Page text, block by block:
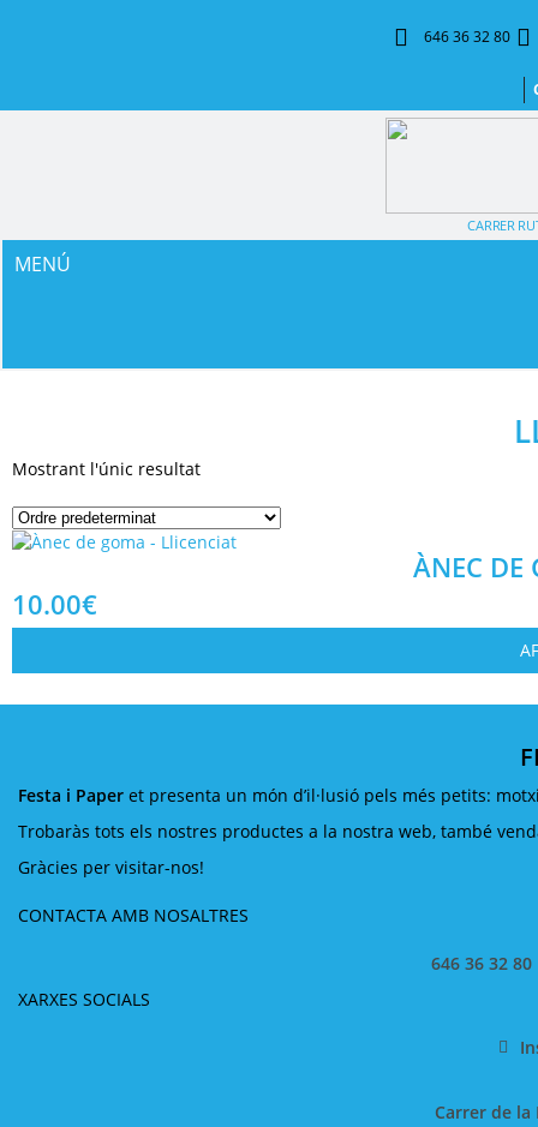
646 36 32 80
CARRER
MENÚ
Mostrant l'únic resultat
ÀNEC DE
10.00€
Festa i Paper et presenta un món d’il·lusió pels més petits:
Trobaràs tots els nostres productes a la nostra web, també
Gràcies per visitar-nos!
CONTACTA AMB NOSALTRES
646 36 32 80
XARXES SOCIALS
Carrer de